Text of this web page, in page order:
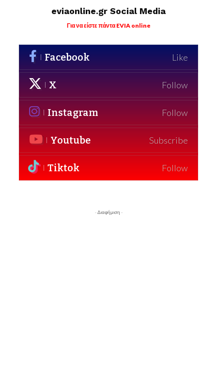
eviaonline.gr Social Media
Για να είστε πάντα EVIA online
Facebook Like
X Follow
Instagram Follow
Youtube Subscribe
Tiktok Follow
- Διαφήμιση -